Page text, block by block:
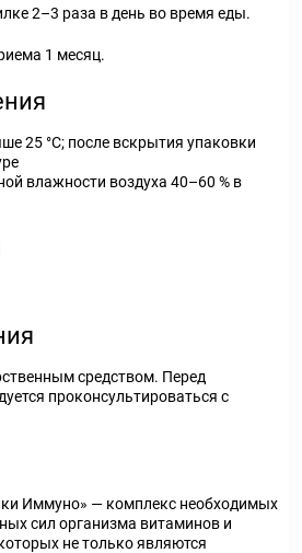
2–3 раза в день во время еды.
1 месяц.
25 °С; после вскрытия упаковки
влажности воздуха 40–60 % в
средством. Перед
проконсультироваться с
Иммуно» — комплекс необходимых
сил организма витаминов и
не только являются